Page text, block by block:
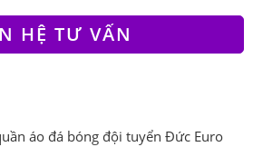
HỆ TƯ VẤN
áo đá bóng đội tuyển Đức Euro